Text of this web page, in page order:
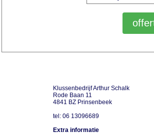
Klussenbedrijf Arthur Schalk
Rode Baan 11
4841 BZ Prinsenbeek
tel: 06 13096689
Extra informatie